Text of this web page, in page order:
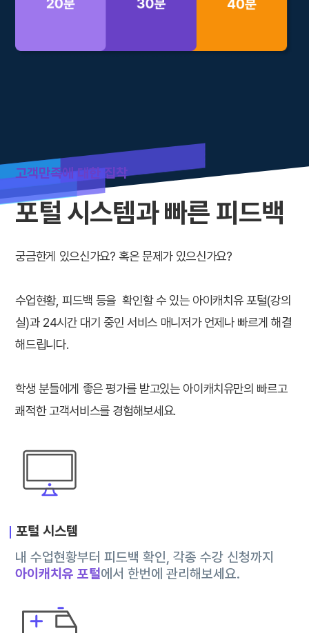
고객만족에 대한 집착
포털 시스템과 빠른 피드백
궁금한게 있으신가요? 혹은 문제가 있으신가요?
수업현황, 피드백 등을 확인할 수 있는 아이캐치유 포털(강의
실)과 24시간 대기 중인 서비스 매니저가 언제나 빠르게 해결
해드립니다.
학생 분들에게 좋은 평가를 받고있는 아이캐치유만의 빠르고
쾌적한 고객서비스를 경험해보세요.
포털 시스템
내 수업현황부터 피드백 확인, 각종 수강 신청까지
아이캐치유 포털에서 한번에 관리해보세요.